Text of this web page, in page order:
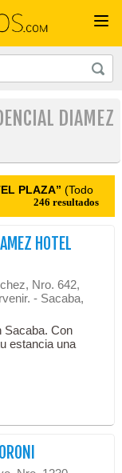
DIAMEZ
PLAZA” (Todo
246 resultados
HOTEL
Nro. 642,
- Sacaba,
Sacaba. Con
estancia una